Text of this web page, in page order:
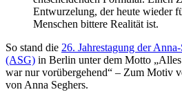
Entwurzelung, der heute wieder
Menschen bittere Realität ist.
So stand die 26. Jahrestagung der
(ASG) in Berlin unter dem Motto
war nur vorübergehend“ – Zum Motiv
von Anna Seghers.